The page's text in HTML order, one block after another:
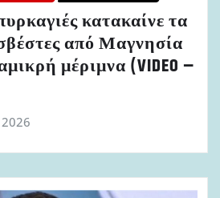
κατακαίνε τα
από Μαγνησία
μέριμνα (VIDEO –
2026